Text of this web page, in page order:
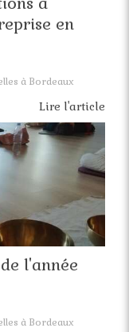
en
à Bordeaux
Lire l'article
l'année
à Bordeaux